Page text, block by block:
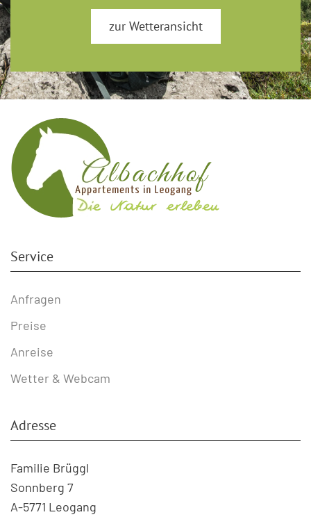
zur Wetteransicht
Service
Anfragen
Preise
Anreise
Wetter & Webcam
Adresse
Familie Brüggl
Sonnberg 7
A-5771 Leogang